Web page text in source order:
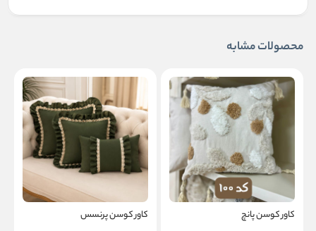
محصولات مشابه
کاور کوسن پانچ کاور کوسن پرنسس